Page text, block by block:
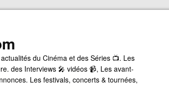
du Cinéma et des Séries 📺. Les
des Interviews 🎤 vidéos 📹, Les avant-
Les festivals, concerts & tournées,